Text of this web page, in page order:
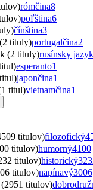
rómčina8
poľština6
čínština3
tituly)portugalčina2
(2 tituly)rusínsky jazyk
esperanto1
japončina1
titul)vietnamčina1
titulov)filozofický
titulov)humorný4100
titulov)historický
titulov)napínavý3006
titulov)